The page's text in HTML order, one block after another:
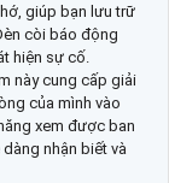
giúp bạn lưu trữ
còi báo động
hiện sự cố.
này cung cấp giải
của mình vào
xem được ban
nhận biết và